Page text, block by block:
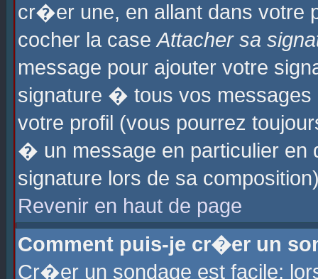
cr�er une, en allant dans
cocher la caseAttacher sa
message pour ajouter votre
signature � tous vos
votre profil (vous pourrez
� un message en particulier
signature lors de sa
Revenir en haut de page
Comment puis-je cr�er un
Cr�er un sondage est facile;